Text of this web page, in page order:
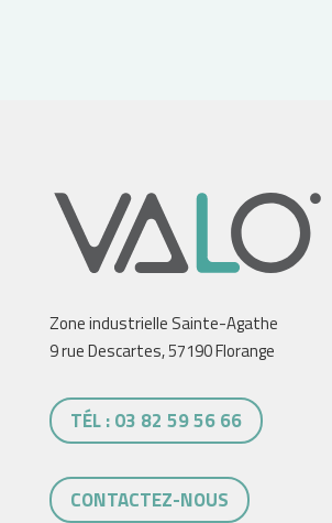
Zone industrielle Sainte-Agathe
9 rue Descartes, 57190 Florange
TÉL : 03 82 59 56 66
CONTACTEZ-NOUS